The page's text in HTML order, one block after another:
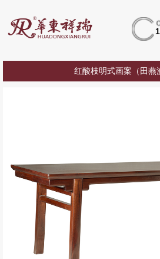
红酸枝明式画案（田燕